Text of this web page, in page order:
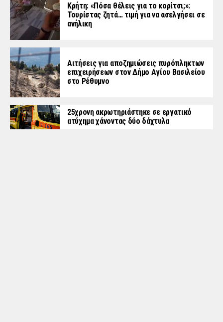
Κρήτη: «Πόσα θέλεις για το κορίτσι;»:
Τουρίστας ζητά… τιμή για να ασελγήσει σε
ανήλικη
Αιτήσεις για αποζημιώσεις πυρόπληκτων
επιχειρήσεων στον Δήμο Αγίου Βασιλείου
στο Ρέθυμνο
25χρονη ακρωτηριάστηκε σε εργατικό
ατύχημα χάνοντας δύο δάχτυλα